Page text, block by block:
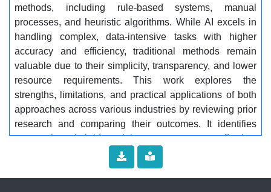
methods, including rule-based systems, manual
processes, and heuristic algorithms. While AI excels in
handling complex, data-intensive tasks with higher
accuracy and efficiency, traditional methods remain
valuable due to their simplicity, transparency, and lower
resource requirements. This work explores the
strengths, limitations, and practical applications of both
approaches across various industries by reviewing prior
research and comparing their outcomes. It identifies
areas where hybrid models may prove most effective.
Furthermore, it highlights AI's contribution to improving
efficiency and accuracy while demonstrating that
integrating AI with traditional methods offers a strategic